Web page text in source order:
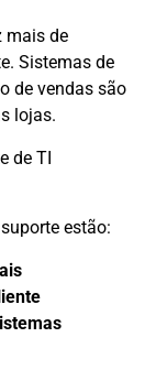
mais de
Sistemas de
de vendas são
lojas.
de TI
estão: